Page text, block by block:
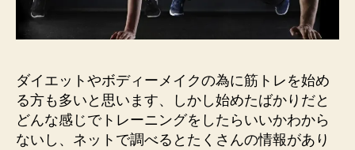
ダイエットやボディーメイクの為に筋トレを始め
る方も多いと思います、しかし始めたばかりだと
どんな感じでトレーニングをしたらいいかわから
ないし、ネットで調べるとたくさんの情報があり